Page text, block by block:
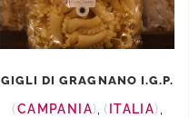
GIGLI DI GRAGNANO I.G.P.
CAMPANIA , ITALIA ,